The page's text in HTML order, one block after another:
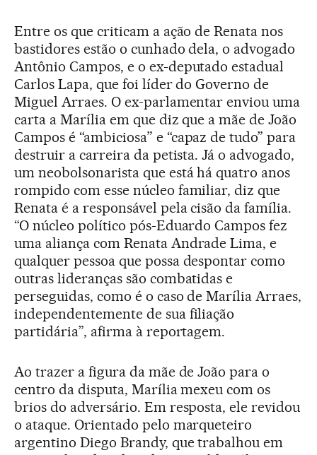
Entre os que criticam a ação de Renata nos
bastidores estão o cunhado dela, o advogado
Antônio Campos, e o ex-deputado estadual
Carlos Lapa, que foi líder do Governo de
Miguel Arraes. O ex-parlamentar enviou uma
carta a Marília em que diz que a mãe de João
Campos é “ambiciosa” e “capaz de tudo” para
destruir a carreira da petista. Já o advogado,
um neobolsonarista que está há quatro anos
rompido com esse núcleo familiar, diz que
Renata é a responsável pela cisão da família.
“O núcleo político pós-Eduardo Campos fez
uma aliança com Renata Andrade Lima, e
qualquer pessoa que possa despontar como
outras lideranças são combatidas e
perseguidas, como é o caso de Marília Arraes,
independentemente de sua filiação
partidária”, afirma à reportagem.
Ao trazer a figura da mãe de João para o
centro da disputa, Marília mexeu com os
brios do adversário. Em resposta, ele revidou
o ataque. Orientado pelo marqueteiro
argentino Diego Brandy, que trabalhou em